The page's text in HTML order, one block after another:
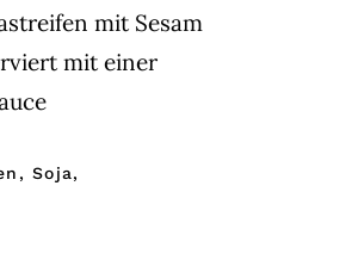
mit Sesam
mit einer
Soja,